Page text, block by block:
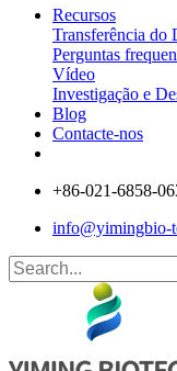
Recursos
Transferência do
Perguntas
Vídeo
Investigação e
Blog
Contacte-nos
+86-021-6858-
info@yimingbio-